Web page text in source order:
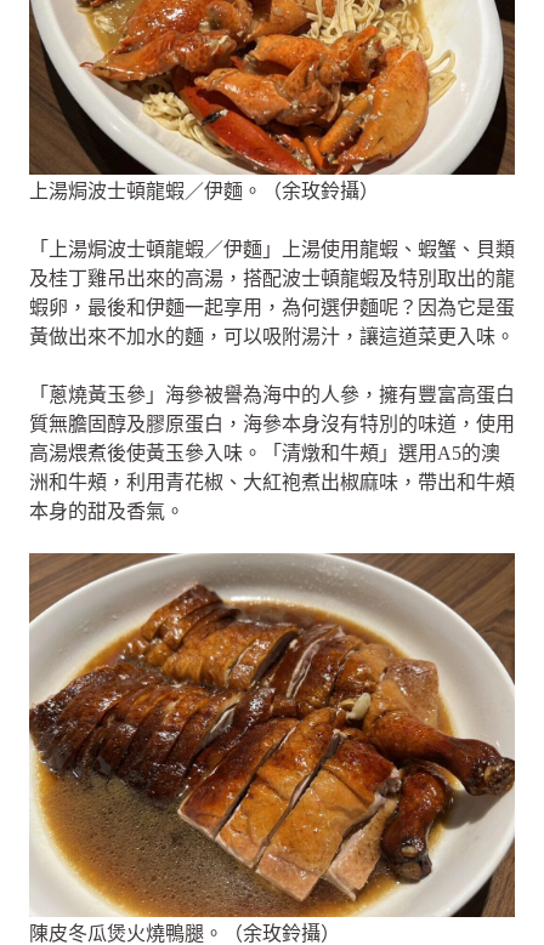
上湯焗波士頓龍蝦／伊麵。（余玫鈴攝）
「上湯焗波士頓龍蝦／伊麵」上湯使用龍蝦、蝦蟹、貝類
及桂丁雞吊出來的高湯，搭配波士頓龍蝦及特別取出的龍
蝦卵，最後和伊麵一起享用，為何選伊麵呢？因為它是蛋
黃做出來不加水的麵，可以吸附湯汁，讓這道菜更入味。
「蔥燒黃玉參」海參被譽為海中的人參，擁有豐富高蛋白
質無膽固醇及膠原蛋白，海參本身沒有特別的味道，使用
高湯煨煮後使黃玉參入味。「清燉和牛頰」選用A5的澳
洲和牛頰，利用青花椒、大紅袍煮出椒麻味，帶出和牛頰
本身的甜及香氣。
陳皮冬瓜煲火燒鴨腿。（余玫鈴攝）